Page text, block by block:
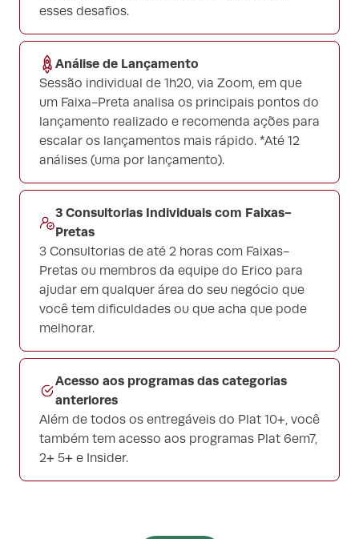
esses desafios.
Análise de Lançamento
Sessão individual de 1h20, via Zoom, em que
um Faixa-Preta analisa os principais pontos do
lançamento realizado e recomenda ações para
escalar os lançamentos mais rápido. *Até 12
análises (uma por lançamento).
3 Consultorias Individuais com Faixas-
Pretas
3 Consultorias de até 2 horas com Faixas-
Pretas ou membros da equipe do Erico para
ajudar em qualquer área do seu negócio que
você tem dificuldades ou que acha que pode
melhorar.
Acesso aos programas das categorias
anteriores
Além de todos os entregáveis do Plat 10+, você
também tem acesso aos programas Plat 6em7,
2+ 5+ e Insider.